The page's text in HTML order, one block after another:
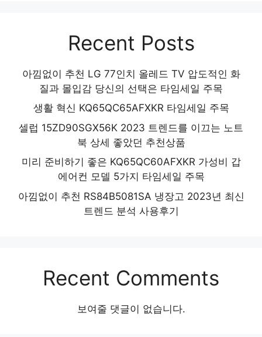
Recent Posts
아낌없이 추천 LG 77인치 올레드 TV 압도적인 화
질과 몰입감 당신의 선택은 타임세일 주목
생활 혁신 KQ65QC65AFXKR 타임세일 주목
셀럽 15ZD90SGX56K 2023 트렌드를 이끄는 노트
북 상세 좋았던 추천상품
미리 준비하기 좋은 KQ65QC60AFXKR 가성비 갑
에어컨 모델 5가지 타임세일 주목
아낌없이 추천 RS84B5081SA 냉장고 2023년 최신
트렌드 분석 사용후기
Recent Comments
보여줄 댓글이 없습니다.